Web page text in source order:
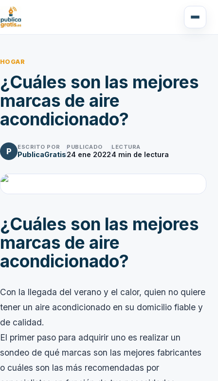
HOGAR
¿Cuáles son las mejores
marcas de aire
acondicionado?
P ESCRITO POR
PublicaGratis
PUBLICADO
24 ene 2022
LECTURA
4 min de lectura
¿Cuáles son las mejores
marcas de aire
acondicionado?
Con la llegada del verano y el calor, quien no quiere
tener un aire acondicionado en su domicilio fiable y
de calidad.
El primer paso para adquirir uno es realizar un
sondeo de qué marcas son las mejores fabricantes
o cuáles son las más recomendadas por